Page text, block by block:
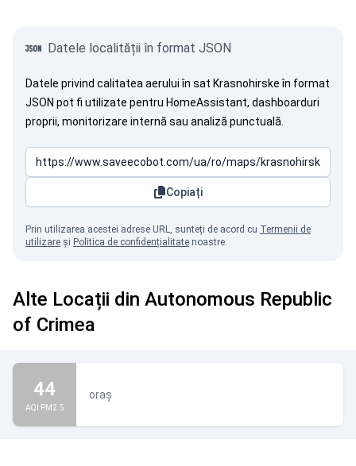
Datele localității în format JSON
Datele privind calitatea aerului în sat Krasnohirske în format
JSON pot fi utilizate pentru HomeAssistant, dashboarduri
proprii, monitorizare internă sau analiză punctuală.
Copiați
Prin utilizarea acestei adrese URL, sunteți de acord cu Termenii de
utilizare și Politica de confidențialitate noastre.
Alte Locații din Autonomous Republic
of Crimea
44
AQI PM2.5
oraș